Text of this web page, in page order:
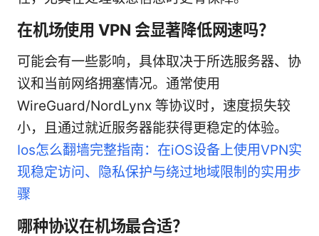
在机场使用 VPN 会显著降低网速吗？
可能会有一些影响，具体取决于所选服务器、协
议和当前网络拥塞情况。通常使用
WireGuard/NordLynx 等协议时，速度损失较
小，且通过就近服务器能获得更稳定的体验。
Ios怎么翻墙完整指南：在iOS设备上使用VPN实
现稳定访问、隐私保护与绕过地域限制的实用步
骤
哪种协议在机场最合适？